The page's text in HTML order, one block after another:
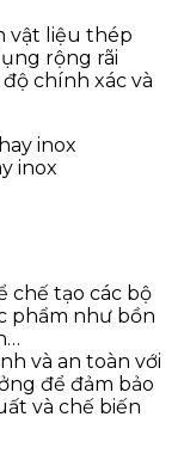
vật liệu thép
rộng rãi
chính xác và
inox
chế tạo các bộ
phẩm như bồn
và an toàn với
để đảm bảo
và chế biến